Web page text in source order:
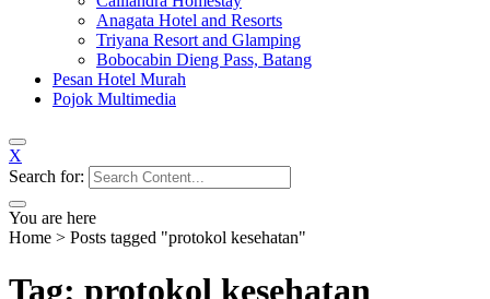
Anagata Hotel and Resorts
Triyana Resort and Glamping
Bobocabin Dieng Pass, Batang
Pesan Hotel Murah
Pojok Multimedia
X
Search for:
You are here
Home > Posts tagged "protokol kesehatan"
Tag: protokol kesehatan